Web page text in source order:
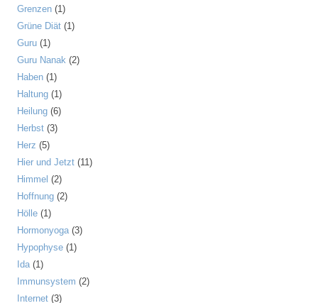
Grenzen (1)
Grüne Diät (1)
Guru (1)
Guru Nanak (2)
Haben (1)
Haltung (1)
Heilung (6)
Herbst (3)
Herz (5)
Hier und Jetzt (11)
Himmel (2)
Hoffnung (2)
Hölle (1)
Hormonyoga(3)
Hypophyse (1)
Ida(1)
Immunsystem (2)
Internet (3)